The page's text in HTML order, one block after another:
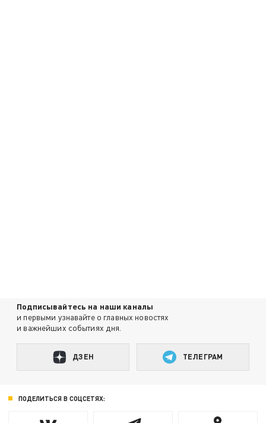
Подписывайтесь на наши каналы
и первыми узнавайте о главных новостях
и важнейших событиях дня.
ДЗЕН ТЕЛЕГРАМ
ПОДЕЛИТЬСЯ В СОЦСЕТЯХ: